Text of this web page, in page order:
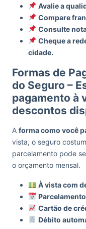
Avalie a
Compare
Consulte
Cheque a
cidade.
Formas de
do Seguro –
pagamento à
descontos
A forma como você
vista, o seguro
parcelamento pode
o orçamento mensal.
À vista com
Cartão de
Débito